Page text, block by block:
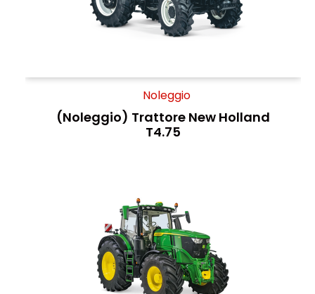
Noleggio
(Noleggio) Trattore New Holland
T4.75